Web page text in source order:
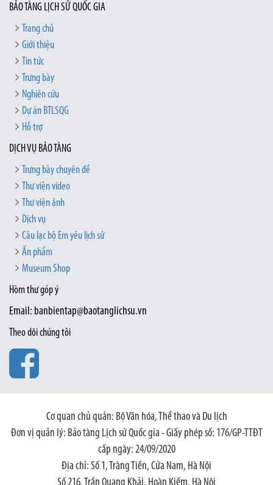
BẢO TÀNG LỊCH SỬ QUỐC GIA
Trang chủ
Giới thiệu
Tin tức
Trưng bày
Nghiên cứu
Dự án BTLSQG
Hỗ trợ
DỊCH VỤ BẢO TÀNG
Trưng bày chuyên đề
Thư viện video
Thư viện ảnh
Dịch vụ
Câu lạc bộ Em yêu lịch sử
Ấn phẩm
Museum Shop
Hòm thư góp ý
Email: banbientap@baotanglichsu.vn
Theo dõi chúng tôi
Cơ quan chủ quản: Bộ Văn hóa, Thể thao và Du lịch
Đơn vị quản lý: Bảo tàng Lịch sử Quốc gia - Giấy phép số: 176/GP-TTĐT
cấp ngày: 24/09/2020
Địa chỉ: Số 1, Tràng Tiền, Cửa Nam, Hà Nội